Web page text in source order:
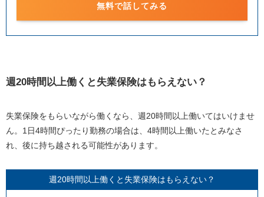
無料で話してみる
週20時間以上働くと失業保険はもらえない？
失業保険をもらいながら働くなら、週 20時間以上働いてはいけませ
ん。 1 日4時間ぴったり勤務の場合は、 4時間以上働いたとみなさ
れ、後に持ち越される可能性があります。
週 20時間以上働くと失業保険はもらえない？